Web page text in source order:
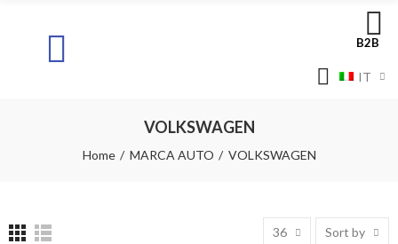
B2B
IT
VOLKSWAGEN
Home MARCA AUTO VOLKSWAGEN
36 Sort by